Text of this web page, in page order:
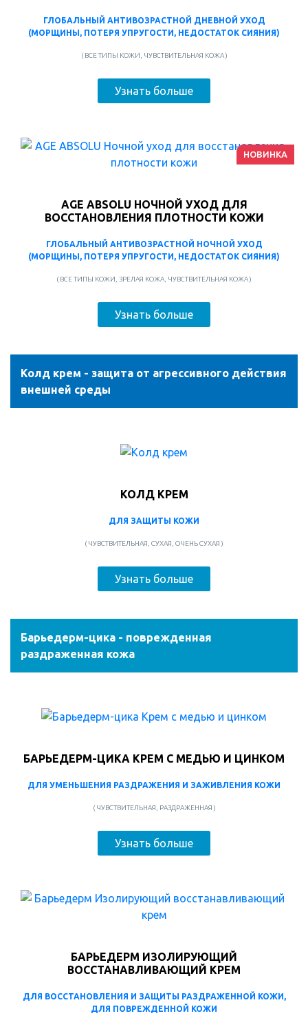
ГЛОБАЛЬНЫЙ АНТИВОЗРАСТНОЙ ДНЕВНОЙ УХОД
(МОРЩИНЫ, ПОТЕРЯ УПРУГОСТИ, НЕДОСТАТОК СИЯНИЯ)
( ВСЕ ТИПЫ КОЖИ, ЧУВСТВИТЕЛЬНАЯ КОЖА )
Узнать больше
НОВИНКА
AGE ABSOLU НОЧНОЙ УХОД ДЛЯ
ВОССТАНОВЛЕНИЯ ПЛОТНОСТИ КОЖИ
ГЛОБАЛЬНЫЙ АНТИВОЗРАСТНОЙ НОЧНОЙ УХОД
(МОРЩИНЫ, ПОТЕРЯ УПРУГОСТИ, НЕДОСТАТОК СИЯНИЯ)
( ВСЕ ТИПЫ КОЖИ, ЗРЕЛАЯ КОЖА, ЧУВСТВИТЕЛЬНАЯ КОЖА )
Узнать больше
Колд крем - защита от агрессивного действия
внешней среды
КОЛД КРЕМ
ДЛЯ ЗАЩИТЫ КОЖИ
( ЧУВСТВИТЕЛЬНАЯ, СУХАЯ, ОЧЕНЬ СУХАЯ )
Узнать больше
Барьедерм-цика - поврежденная
раздраженная кожа
БАРЬЕДЕРМ-ЦИКА КРЕМ С МЕДЬЮ И ЦИНКОМ
ДЛЯ УМЕНЬШЕНИЯ РАЗДРАЖЕНИЯ И ЗАЖИВЛЕНИЯ КОЖИ
( ЧУВСТВИТЕЛЬНАЯ, РАЗДРАЖЕННАЯ )
Узнать больше
БАРЬЕДЕРМ ИЗОЛИРУЮЩИЙ
ВОССТАНАВЛИВАЮЩИЙ КРЕМ
ДЛЯ ВОССТАНОВЛЕНИЯ И ЗАЩИТЫ РАЗДРАЖЕННОЙ КОЖИ,
ДЛЯ ПОВРЕЖДЕННОЙ КОЖИ